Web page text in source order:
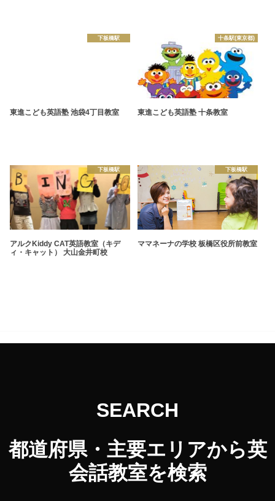
下板橋駅
東進こども英語塾 池袋4丁目教室
十条駅(東京都)
東進こども英語塾 十条教室
下板橋駅
アルクKiddy CAT英語教室（キデ
ィ・キャット） 大山金井町校
下板橋駅
ママネーナの学校 板橋区役所前教室
SEARCH
都道府県・主要エリアから英
会話教室を検索